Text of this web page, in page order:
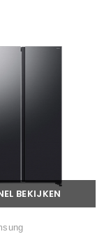
BEKIJKEN